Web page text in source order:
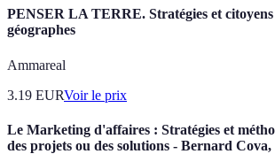
PENSER LA TERRE. Stratégies et citoyens
géographes
Ammareal
3.19 EURVoir le prix
Le Marketing d'affaires : Stratégies et
des projets ou des solutions - Bernard